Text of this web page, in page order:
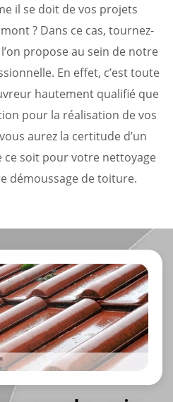
il se doit de vos projets
? Dans ce cas, tournez-
propose au sein de notre
En effet, c’est toute
hautement qualifié que
pour la réalisation de vos
aurez la certitude d’un
ce soit pour votre nettoyage
démoussage de toiture.